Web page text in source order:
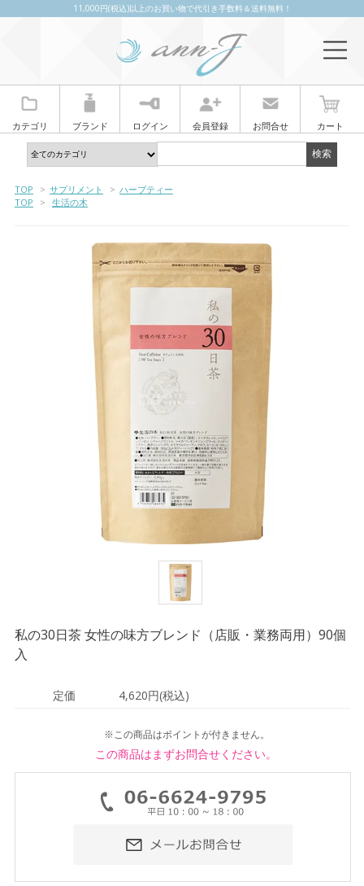
11,000円(税込)以上のお買い物で代引き手数料＆送料無料！
カテゴリ ブランド ログイン 会員登録 お問合せ カート
TOP > サプリメント > ハーブティー
TOP
> 生活の木
私の30日茶 女性の味方ブレンド（店販・業務両用）90個
入
定価 4,620円(税込)
※この商品はポイントが付きません。
この商品はまずお問合せください。